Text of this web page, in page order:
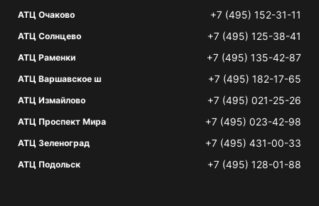
АТЦ Очаково +7 (495) 152-31-11
АТЦ Солнцево +7 (495) 125-38-41
АТЦ Раменки +7 (495) 135-42-87
АТЦ Варшавское ш +7 (495) 182-17-65
АТЦ Измайлово +7 (495) 021-25-26
АТЦ Проспект Мира +7 (495) 023-42-98
АТЦ Зеленоград +7 (495) 431-00-33
АТЦ Подольск +7 (495) 128-01-88